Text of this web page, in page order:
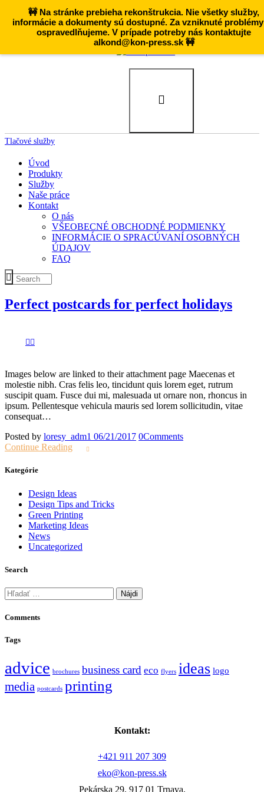
🚧 Na stránke prebieha rekonštrukcia. Nie všetky služby,
informácie a dokumenty sú dostupné. Za vzniknuté
ospravedlňujeme. V prípade potreby nás kontaktujte
alkond@kon-press.sk 🚧
Tlačové služby
Úvod
Produkty
Služby
Naše práce
Kontakt
O nás
VŠEOBECNÉ OBCHODNÉ PODMIENKY
INFORMÁCIE O SPRACÚVANÍ OSOBNÝCH
ÚDAJOV
FAQ
Perfect postcards for perfect holidays
Images below are linked to their attachment page Maecenas et
molestie nibh. Cras felis leo, tincidunt quis lorem eget, rutrum
suscipit quam. Fusce dui mi, malesuada ut ornare non, rhoncus in
ipsum. Pellentesque vehicula mauris sed lorem sollicitudin, vitae
consequat…
Posted by loresy_adm1 06/21/2017 0Comments
Continue Reading
Kategórie
Design Ideas
Design Tips and Tricks
Green Printing
Marketing Ideas
News
Uncategorized
Search
Hľadať:
Comments
Tags
advice brochures business card eco flyers ideas logo
media postcards printing
Kontakt:
+421 911 207 309
eko@kon-press.sk
Pekárska 29, 917 01 Trnava,